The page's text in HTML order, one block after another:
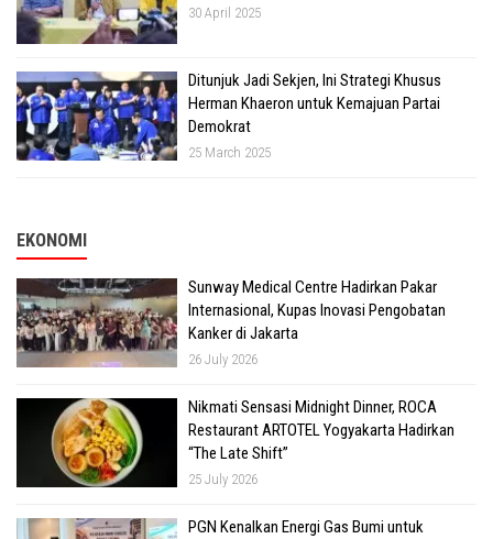
30 April 2025
Ditunjuk Jadi Sekjen, Ini Strategi Khusus
Herman Khaeron untuk Kemajuan Partai
Demokrat
25 March 2025
EKONOMI
Sunway Medical Centre Hadirkan Pakar
Internasional, Kupas Inovasi Pengobatan
Kanker di Jakarta
26 July 2026
Nikmati Sensasi Midnight Dinner, ROCA
Restaurant ARTOTEL Yogyakarta Hadirkan
“The Late Shift”
25 July 2026
PGN Kenalkan Energi Gas Bumi untuk